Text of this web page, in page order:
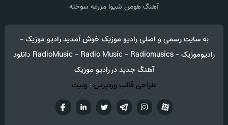
آهنگ هومن شیوا مزرعه سوخته
به سایت رسمی و اصلی رادیو موزیک خوش آمدید رادیو موزیک -
رادیوموزیک - RadioMusic - Radio Music - Radiomusics دانلود
آهنگ جدید در رادیو موزیک
طراحی قالب وردپرس: وبیت
تويترتلگراماینستاگرام آپارات